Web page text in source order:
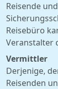
Reisende
Reisebüro
Veranstalter
Vermittler
Derjenige,
Reisenden